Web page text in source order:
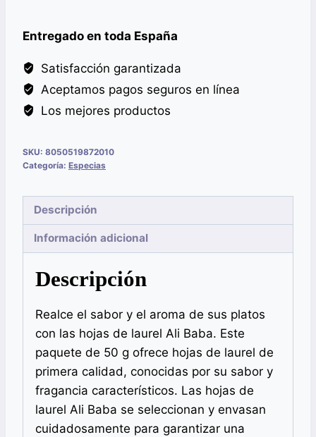
50G
cantidad
Entregado en toda España
Satisfacción garantizada
Aceptamos pagos seguros en línea
Los mejores productos
SKU: 8050519872010
Categoría: Especias
Descripción
Información adicional
Descripción
Realce el sabor y el aroma de sus platos
con las hojas de laurel Ali Baba. Este
paquete de 50 g ofrece hojas de laurel de
primera calidad, conocidas por su sabor y
fragancia característicos. Las hojas de
laurel Ali Baba se seleccionan y envasan
cuidadosamente para garantizar una